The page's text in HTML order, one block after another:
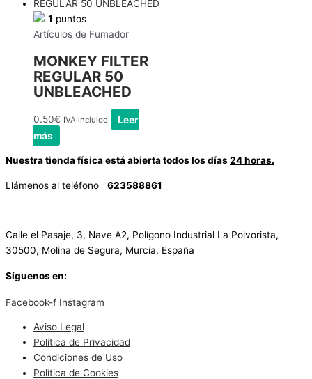
1 puntos
Artículos de Fumador
MONKEY FILTER
REGULAR 50
UNBLEACHED
0.50€ IVA incluido
Leer
más
Nuestra tienda física está abierta todos los días24 horas.
Llámenos al teléfono 623588861
Calle el Pasaje, 3, Nave A2, Polígono Industrial La Polvorista,
30500, Molina de Segura, Murcia, España
Síguenos en:
Facebook-f Instagram
Aviso Legal
Política de Privacidad
Condiciones de Uso
Política de Cookies